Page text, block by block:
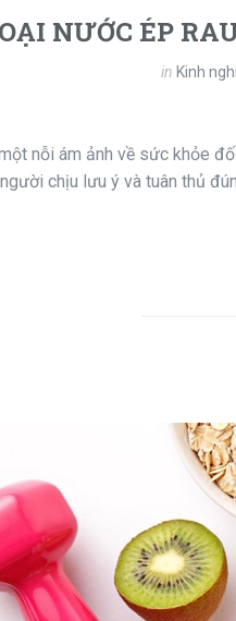
NƯỚC ÉP
in Kinh
nỗi ám ảnh về sức khỏe
chịu lưu ý và tuân thủ